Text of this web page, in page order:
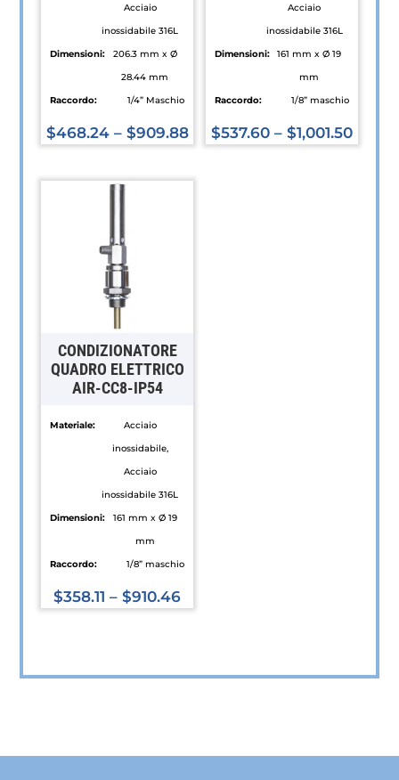
Acciaio
inossidabile 316L
Dimensioni:
206.3 mm x Ø
28.44 mm
Raccordo:
1/4” Maschio
$468.24– $909.88
prodotto
varianti.
Le
opzioni
scelte
nella
del
prodotto
Acciaio
inossidabile 316L
Dimensioni:
161 mm x Ø 19
mm
Raccordo:
1/8” maschio
$537.60– $1,001.50
CONDIZIONATORE
QUADRO ELETTRICO
AIR-CC8-IP54
Materiale:
Acciaio
inossidabile,
Acciaio
inossidabile 316L
Dimensioni:
161 mm x Ø 19
mm
Raccordo:
1/8” maschio
$358.11 –$910.46
opzioni